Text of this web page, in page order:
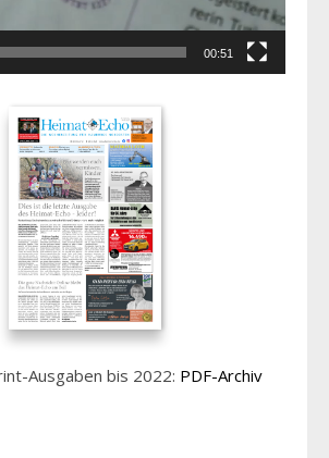
00:51
Ausgaben bis 2022: PDF-Archiv